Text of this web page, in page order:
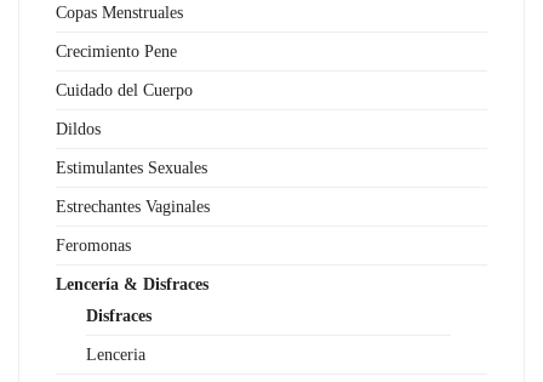
Copas Menstruales
Crecimiento Pene
Cuidado del Cuerpo
Dildos
Estimulantes Sexuales
Estrechantes Vaginales
Feromonas
Lencería & Disfraces
Disfraces
Lenceria